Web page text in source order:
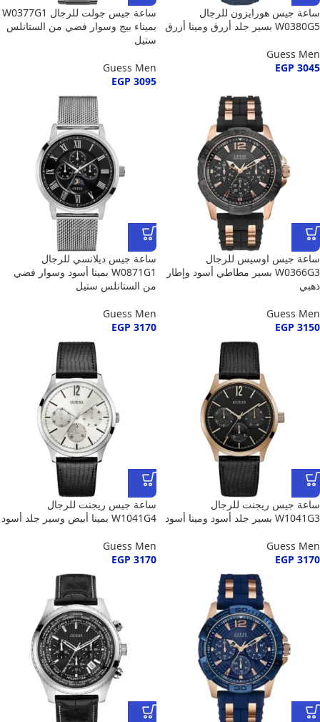
ساعة جيس هورايزون للرجال
W0380G5 بسير جلد أزرق ومينا أزرق
Guess Men
EGP 3045
ساعة جيس جولت للرجال W0377G1
بميناء بيج وسوار فضي من الستانلس
ستيل
Guess Men
EGP 3095
ساعة جيس اوسيس للرجال
W0366G3 بسير مطاطي أسود وإطار
ذهبي
Guess Men
EGP 3150
ساعة جيس ديلانسي للرجال
W0871G1 بمينا أسود وسوار فضي
من الستانلس ستيل
Guess Men
EGP 3170
ساعة جيس ريجنت للرجال
W1041G3 بسير جلد أسود ومينا أسود
Guess Men
EGP 3170
ساعة جيس ريجنت للرجال
W1041G4 بمينا أبيض وسير جلد أسود
Guess Men
EGP 3170